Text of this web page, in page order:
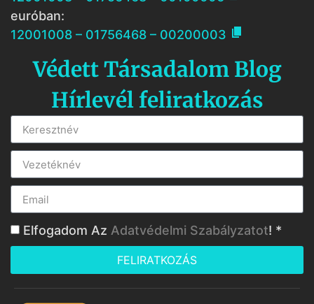
euróban:
12001008 – 01756468 – 00200003 
Védett Társadalom Blog
Hírlevél feliratkozás
Elfogadom Az Adatvédelmi Szabályzatot! *
FELIRATKOZÁS